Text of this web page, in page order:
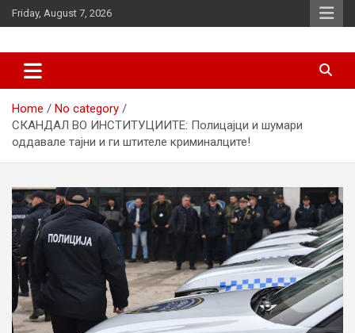
Skip
to
Friday, August 7, 2026
d7-news.com
Home
No category
СКАНДАЛ ВО ИНСТИТУЦИИТЕ: Полицајци и шумари
оддавале тајни и ги штителе криминалците!